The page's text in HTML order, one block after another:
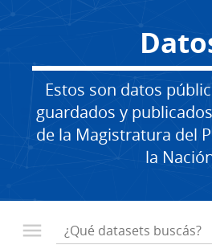
Estos son datos
guardados y
de la Magistratura del
la